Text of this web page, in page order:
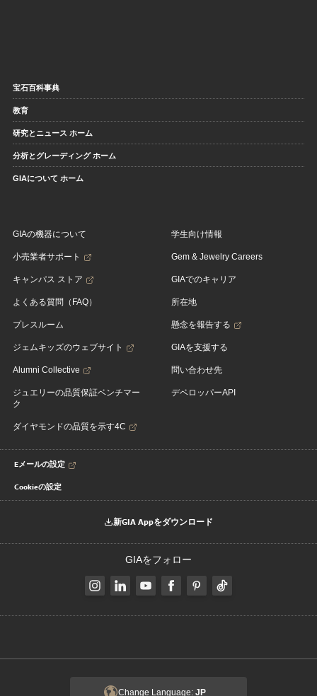
宝石百科事典
教育
研究とニュース ホーム
分析とグレーディング ホーム
GIAについて ホーム
GIAの機器について
小売業者サポート
キャンパス ストア
よくある質問（FAQ）
プレスルーム
ジェムキッズのウェブサイト
Alumni Collective
ジュエリーの品質保証ベンチマー
ク
ダイヤモンドの品質を示す4C
学生向け情報
Gem & Jewelry Careers
GIAでのキャリア
所在地
懸念を報告する
GIAを支援する
問い合わせ先
デベロッパーAPI
Eメールの設定
Cookieの設定
新GIA Appをダウンロード
GIAをフォロー
Change Language: JP